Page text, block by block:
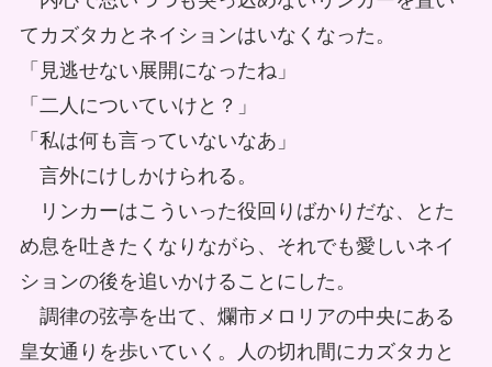
てカズタカとネイションはいなくなった。
「見逃せない展開になったね」
「二人についていけと？」
「私は何も言っていないなあ」
言外にけしかけられる。
リンカーはこういった役回りばかりだな、とた
め息を吐きたくなりながら、それでも愛しいネイ
ションの後を追いかけることにした。
調律の弦亭を出て、爛市メロリアの中央にある
皇女通りを歩いていく。人の切れ間にカズタカと